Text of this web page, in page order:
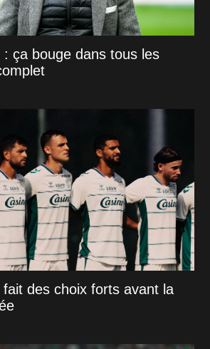
: ça bouge dans tous les
des choix forts avant la